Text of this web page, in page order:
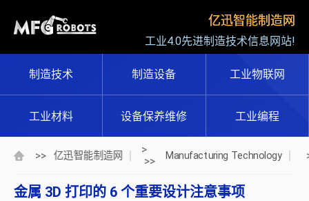
亿迅智能制造网
工业4.0先进制造技术信息网站!
制造技术 制造设备 工业物联网
工业材料 设备保养维修 工业编程
>> 亿迅智能制造网
>
>>
Manufacturing Technology
金属 3D 打印的 6 个重要设计注意事项